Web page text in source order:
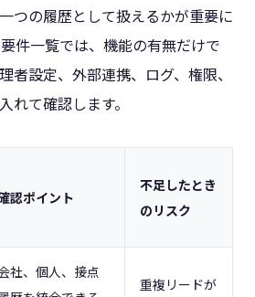
つの履歴として扱えるかが重要に
件一覧では、機能の有無だけで
者設定、外部連携、ログ、権限、
れて確認します。
認ポイント
不足したとき
のリスク
社、個人、接点
重複リードが